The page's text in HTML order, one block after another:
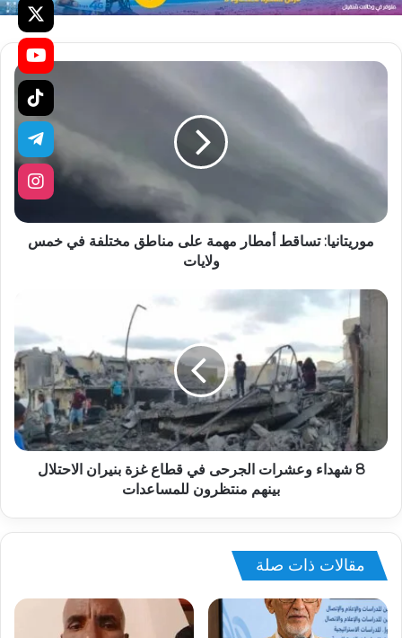
موريتانيا: تساقط أمطار مهمة على مناطق مختلفة في خمس
ولايات
8 شهداء وعشرات الجرحى في قطاع غزة بنيران الاحتلال
بينهم منتظرون للمساعدات
مقالات ذات صلة